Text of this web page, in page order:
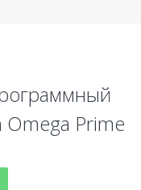
Prime